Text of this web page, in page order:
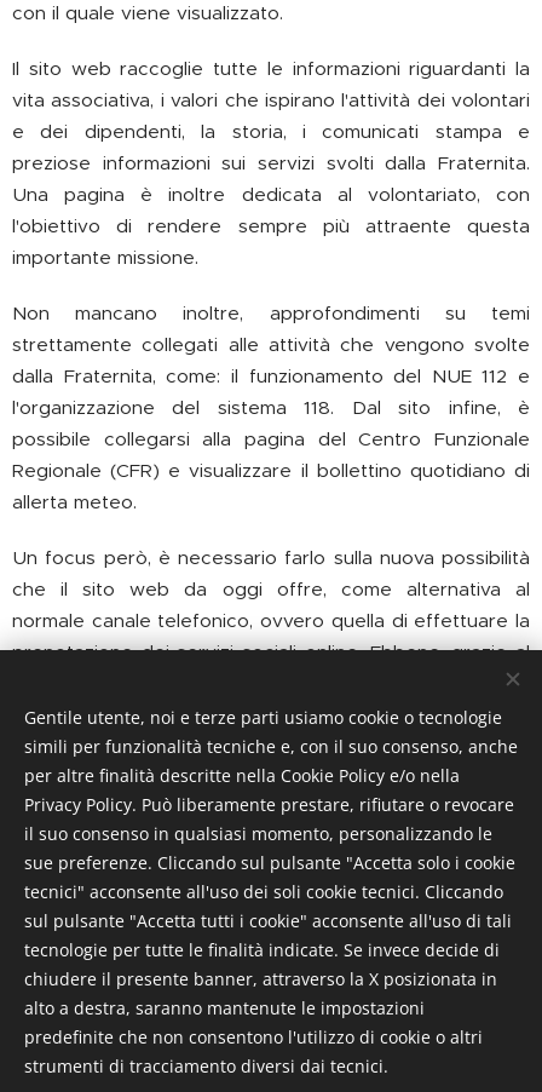
con il quale viene visualizzato.
Il sito web raccoglie tutte le informazioni riguardanti la
vita associativa, i valori che ispirano l'attività dei volontari
e dei dipendenti, la storia, i comunicati stampa e
preziose informazioni sui servizi svolti dalla Fraternita.
Una pagina è inoltre dedicata al volontariato, con
l'obiettivo di rendere sempre più attraente questa
importante missione.
Non mancano inoltre, approfondimenti su temi
strettamente collegati alle attività che vengono svolte
dalla Fraternita, come: il funzionamento del NUE 112 e
l'organizzazione del sistema 118. Dal sito infine, è
possibile collegarsi alla pagina del Centro Funzionale
Regionale (CFR) e visualizzare il bollettino quotidiano di
allerta meteo.
Un focus però, è necessario farlo sulla nuova possibilità
che il sito web da oggi offre, come alternativa al
normale canale telefonico, ovvero quella di effettuare la
prenotazione dei servizi sociali online. Ebbene, grazie al
modulo di prenotazione presente, e facilmente
compilabile, i pazienti potranno prenotare tutti i servizi
sociali con un preavviso di almeno 7 giorni, accelerando
e semplificando l'intera procedura. Essi verranno poi
ricontattati per ricevere la conferma di avvenuta
prenotazione.
La realizzazione del nuovo sito web- aggiunge il
governatore Federigo Norcini, -si inserisce in un più
ampio progetto di digitalizzazione dell'associazione,
visto che ad esso sono collegati molteplici servizi
digitali interni. Con il sito- conclude -vogliamo dare
più visibilità alle nostre attività e, soprattutto,
Gentile utente, noi e terze parti usiamo cookie o tecnologie
simili per funzionalità tecniche e, con il suo consenso, anche
per altre finalità descritte nella Cookie Policy e/o nella
Privacy Policy. Può liberamente prestare, rifiutare o revocare
il suo consenso in qualsiasi momento, personalizzando le
sue preferenze. Cliccando sul pulsante "Accetta solo i cookie
tecnici" acconsente all'uso dei soli cookie tecnici. Cliccando
sul pulsante "Accetta tutti i cookie" acconsente all'uso di tali
tecnologie per tutte le finalità indicate. Se invece decide di
chiudere il presente banner, attraverso la X posizionata in
alto a destra, saranno mantenute le impostazioni
predefinite che non consentono l'utilizzo di cookie o altri
strumenti di tracciamento diversi dai tecnici.